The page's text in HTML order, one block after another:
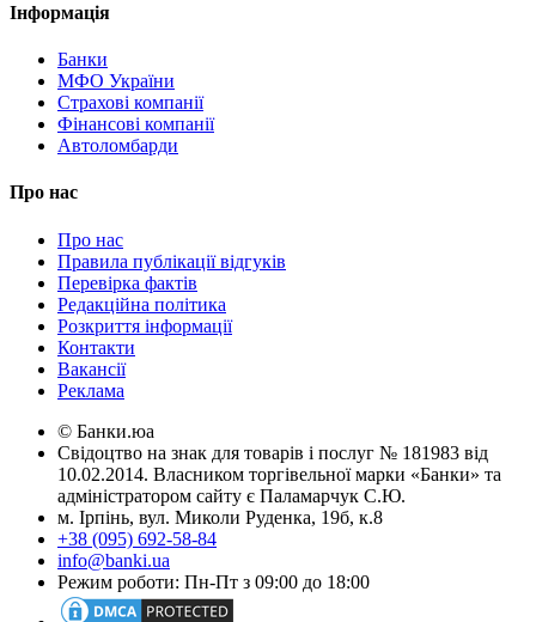
Інформація
Банки
МФО України
Страхові компанії
Фінансові компанії
Автоломбарди
Про нас
Про нас
Правила публікації відгуків
Перевірка фактів
Редакційна політика
Розкриття інформації
Контакти
Вакансії
Реклама
© Банки.юа
Свідоцтво на знак для товарів і послуг № 181983 від
10.02.2014. Власником торгівельної марки «Банки» та
адміністратором сайту є Паламарчук С.Ю.
м. Ірпінь, вул. Миколи Руденка, 19б, к.8
+38 (095) 692-58-84
info@banki.ua
Режим роботи: Пн-Пт з 09:00 до 18:00